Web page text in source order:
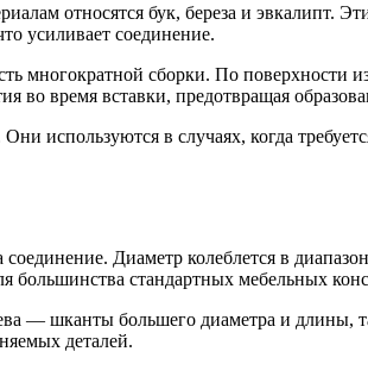
относятся бук, береза и эвкалипт.
усиливает соединение.
многократной сборки. По поверхности
во время вставки, предотвращая
используются в случаях, когда
Диаметр колеблется в
большинства стандартных мебельных
— шканты большего диаметра и
деталей.